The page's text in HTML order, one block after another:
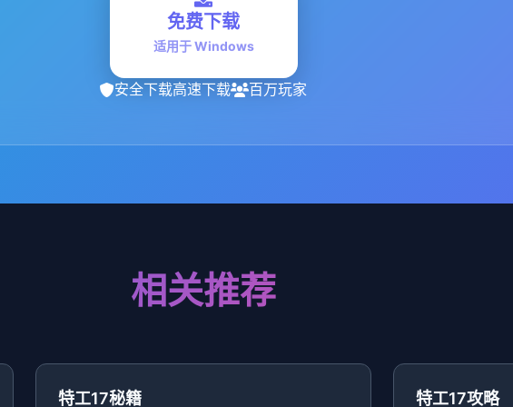
免费下载
适用于 Windows
安全下载高速下载 百万玩家
相关推荐
特工17秘籍 特工17攻略